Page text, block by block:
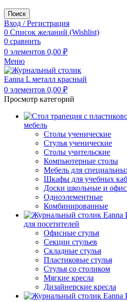
Поиск
Вход / Регистрация
0 Список желаний (Wishlist)
0 сравнить
0 элементов 0,00 ₽
Меню
0 элементов 0,00 ₽
Просмотр категорий
мебель
Столы ученические
Стулья ученические
Столы учительские
Компьютерные столы
Мебель для
Шкафы для учебных
Доски школьные и
Одноэлементные
Комбинированные
для посетителей
Офисные стулья
Секции стульев
Складные стулья
Пластиковые стулья
Стулья со столиком
Мягкие кресла
Дизайнерские кресла